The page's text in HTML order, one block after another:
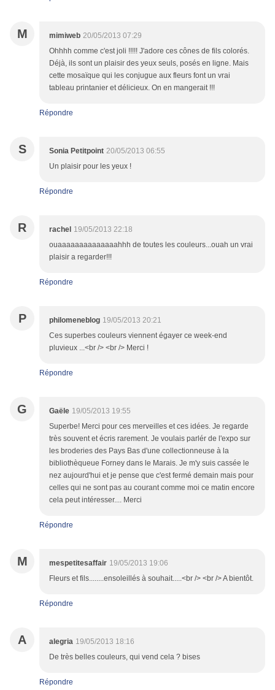
M mimiweb 20/05/2013 07:29
Ohhhh comme c'est joli !!!!! J'adore ces cônes de fils colorés.
Déjà, ils sont un plaisir des yeux seuls, posés en ligne. Mais
cette mosaïque qui les conjugue aux fleurs font un vrai
tableau printanier et délicieux. On en mangerait !!!
Répondre
S Sonia Petitpoint 20/05/2013 06:55
Un plaisir pour les yeux !
Répondre
R rachel 19/05/2013 22:18
ouaaaaaaaaaaaaaahhh de toutes les couleurs...ouah un vrai
plaisir a regarder!!!
Répondre
P philomeneblog 19/05/2013 20:21
Ces superbes couleurs viennent égayer ce week-end
pluvieux ...<br /> <br /> Merci !
Répondre
G Gaële 19/05/2013 19:55
Superbe! Merci pour ces merveilles et ces idées. Je regarde
très souvent et écris rarement. Je voulais parlér de l'expo sur
les broderies des Pays Bas d'une collectionneuse à la
bibliothèqueue Forney dans le Marais. Je m'y suis cassée le
nez aujourd'hui et je pense que c'est fermé demain mais pour
celles qui ne sont pas au courant comme moi ce matin encore
cela peut intéresser.... Merci
Répondre
M mespetitesaffair 19/05/2013 19:06
Fleurs et fils........ensoleillés à souhait.....<br /> <br /> A bientôt.
Répondre
A alegria 19/05/2013 18:16
De très belles couleurs, qui vend cela ? bises
Répondre